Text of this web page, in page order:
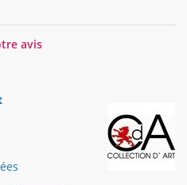
avis